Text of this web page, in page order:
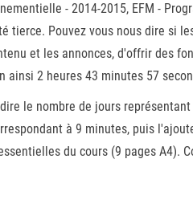
- 2014-2015, EFM -
tierce. Pouvez vous nous dire si
et les annonces, d'offrir des
ainsi 2 heures 43 minutes 57
le nombre de jours
à 9 minutes, puis
du cours (9 pages A4).